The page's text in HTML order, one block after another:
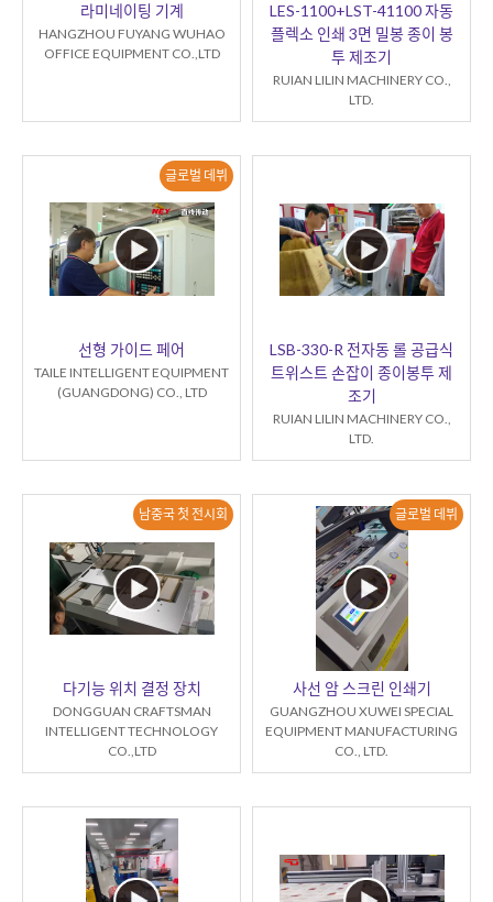
라미네이팅 기계
HANGZHOU FUYANG WUHAO
OFFICE EQUIPMENT CO.,LTD
LES-1100+LST-41100 자동
플렉소 인쇄 3면 밀봉 종이 봉
투 제조기
RUIAN LILIN MACHINERY CO.,
LTD.
글로벌 데뷔
선형 가이드 페어
TAILE INTELLIGENT EQUIPMENT
(GUANGDONG) CO., LTD
LSB-330-R 전자동 롤 공급식
트위스트 손잡이 종이봉투 제
조기
RUIAN LILIN MACHINERY CO.,
LTD.
남중국 첫 전시회
다기능 위치 결정 장치
DONGGUAN CRAFTSMAN
INTELLIGENT TECHNOLOGY
CO.,LTD
글로벌 데뷔
사선 암 스크린 인쇄기
GUANGZHOU XUWEI SPECIAL
EQUIPMENT MANUFACTURING
CO., LTD.